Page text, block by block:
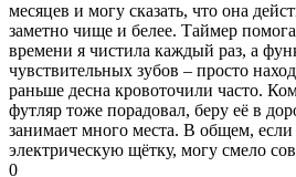
месяцев и могу сказать, что она
заметно чище и белее. Таймер
времени я чистила каждый раз, а
чувствительных зубов – просто
раньше десна кровоточили часто.
футляр тоже порадовал, беру её в
занимает много места. В общем,
электрическую щётку, могу смело
0